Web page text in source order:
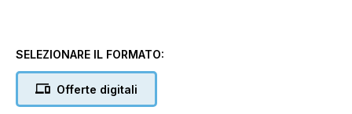
SELEZIONARE IL FORMATO:
Offerte digitali